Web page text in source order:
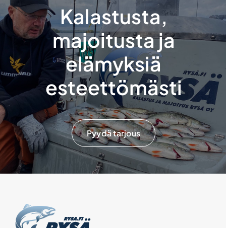
Kalastusta,
majoitusta ja
elämyksiä
esteettömästi
Pyydä tarjous